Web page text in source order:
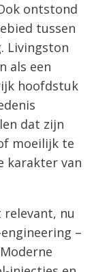
ontstond
tussen
Livingston
als een
hoofdstuk
dat zijn
moeilijk te
karakter van
nu
–